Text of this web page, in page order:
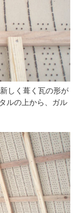
しく葺く瓦の形が
ルの上から、ガル